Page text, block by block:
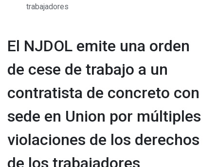
trabajadores
El NJDOL emite una orden
de cese de trabajo a un
contratista de concreto con
sede en Union por múltiples
violaciones de los derechos
de los trabajadores